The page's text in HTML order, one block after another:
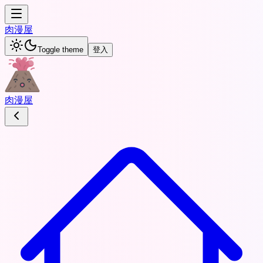
肉漫屋
Toggle theme 登入
肉漫屋